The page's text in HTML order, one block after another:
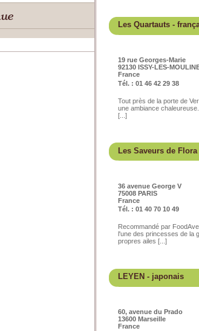
Les Quartauts -
19 rue Georges-Marie
92130 ISSY-LES-
France
Tél. : 01 46 42 29 38
Tout près de la porte de
une ambiance
[...]
Les Saveurs de Flora
36 avenue George V
75008 PARIS
France
Tél. : 01 40 70 10 49
Recommandé par
l'une des princesses de la
propres ailes [...]
LEYEN - japonais
60, avenue du Prado
13600 Marseille
France